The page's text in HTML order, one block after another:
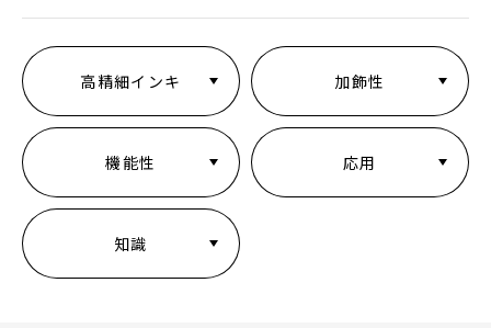
高精細インキ 加飾性
機能性 応用
知識